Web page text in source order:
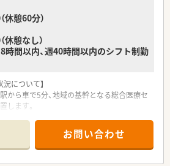
休憩60分）
休憩なし）
間以内、週40時間以内のシフト制勤
況について】
から車で5分、地域の基幹となる総合医療セ
します。
境です。
務員2名が在籍し、チームワークを大切に
。
お問い合わせ